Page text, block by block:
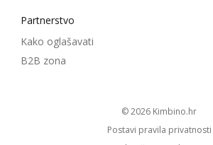
Partnerstvo
Kako oglašavati
B2B zona
© 2026
kimbino.hr
Postavi pravila privatnosti